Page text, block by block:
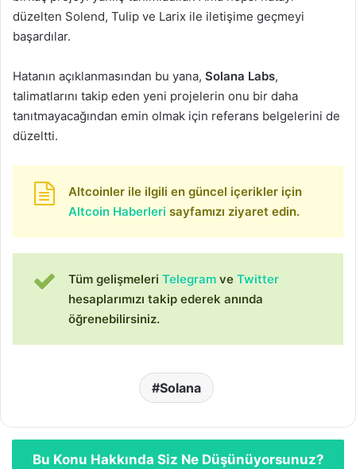
düzelten Solend, Tulip ve Larix ile iletişime geçmeyi
başardılar.
Hatanın açıklanmasından bu yana, Solana Labs,
talimatlarını takip eden yeni projelerin onu bir daha
tanıtmayacağından emin olmak için referans belgelerini de
düzeltti.
Altcoinler ile ilgili en güncel içerikler için
Altcoin Haberleri sayfamızı ziyaret edin.
Tüm gelişmeleri Telegram ve Twitter
hesaplarımızı takip ederek anında
öğrenebilirsiniz.
Solana
Bu Konu Hakkında Siz Ne Düşünüyorsunuz?